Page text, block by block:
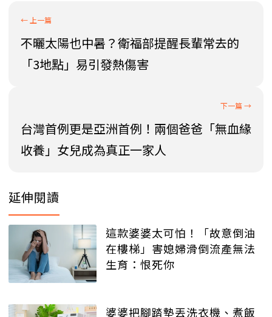
不曬太陽也中暑？衛福部提醒長輩常去的
「3地點」易引發熱傷害
台灣首例更是亞洲首例！兩個爸爸「無血緣
收養」女兒成為真正一家人
延伸閱讀
這款婆婆太可怕！「故意倒油
在樓梯」害媳婦滑倒流產無法
生育：恨死你
婆婆把腳踏墊丟洗衣機、煮飯